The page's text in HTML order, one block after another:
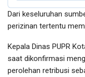
Dari keseluruhan
perizinan tertentu
Kepala Dinas PUPR
saat dikonfirmasi
perolehan retribusi